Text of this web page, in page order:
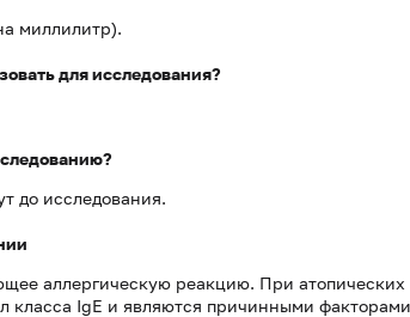
миллилитр).
для исследования?
до исследования.
аллергическую реакцию. При атопических
класса IgE и являются причинными